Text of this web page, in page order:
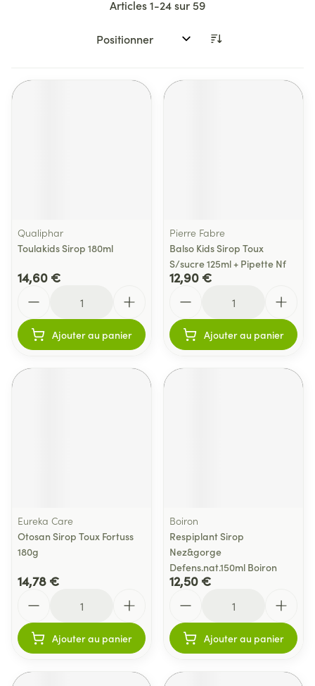
Articles1-24sur59
Trier par:
Qualiphar
Toulakids Sirop 180ml
14,60 €
Ajouter au panier
Pierre Fabre
Balso Kids Sirop Toux
S/sucre 125ml + Pipette Nf
12,90 €
Ajouter au panier
Eureka Care
Otosan Sirop Toux Fortuss
180g
14,78 €
Ajouter au panier
Boiron
Respiplant Sirop
Nez&gorge
Defens.nat.150ml Boiron
12,50 €
Ajouter au panier